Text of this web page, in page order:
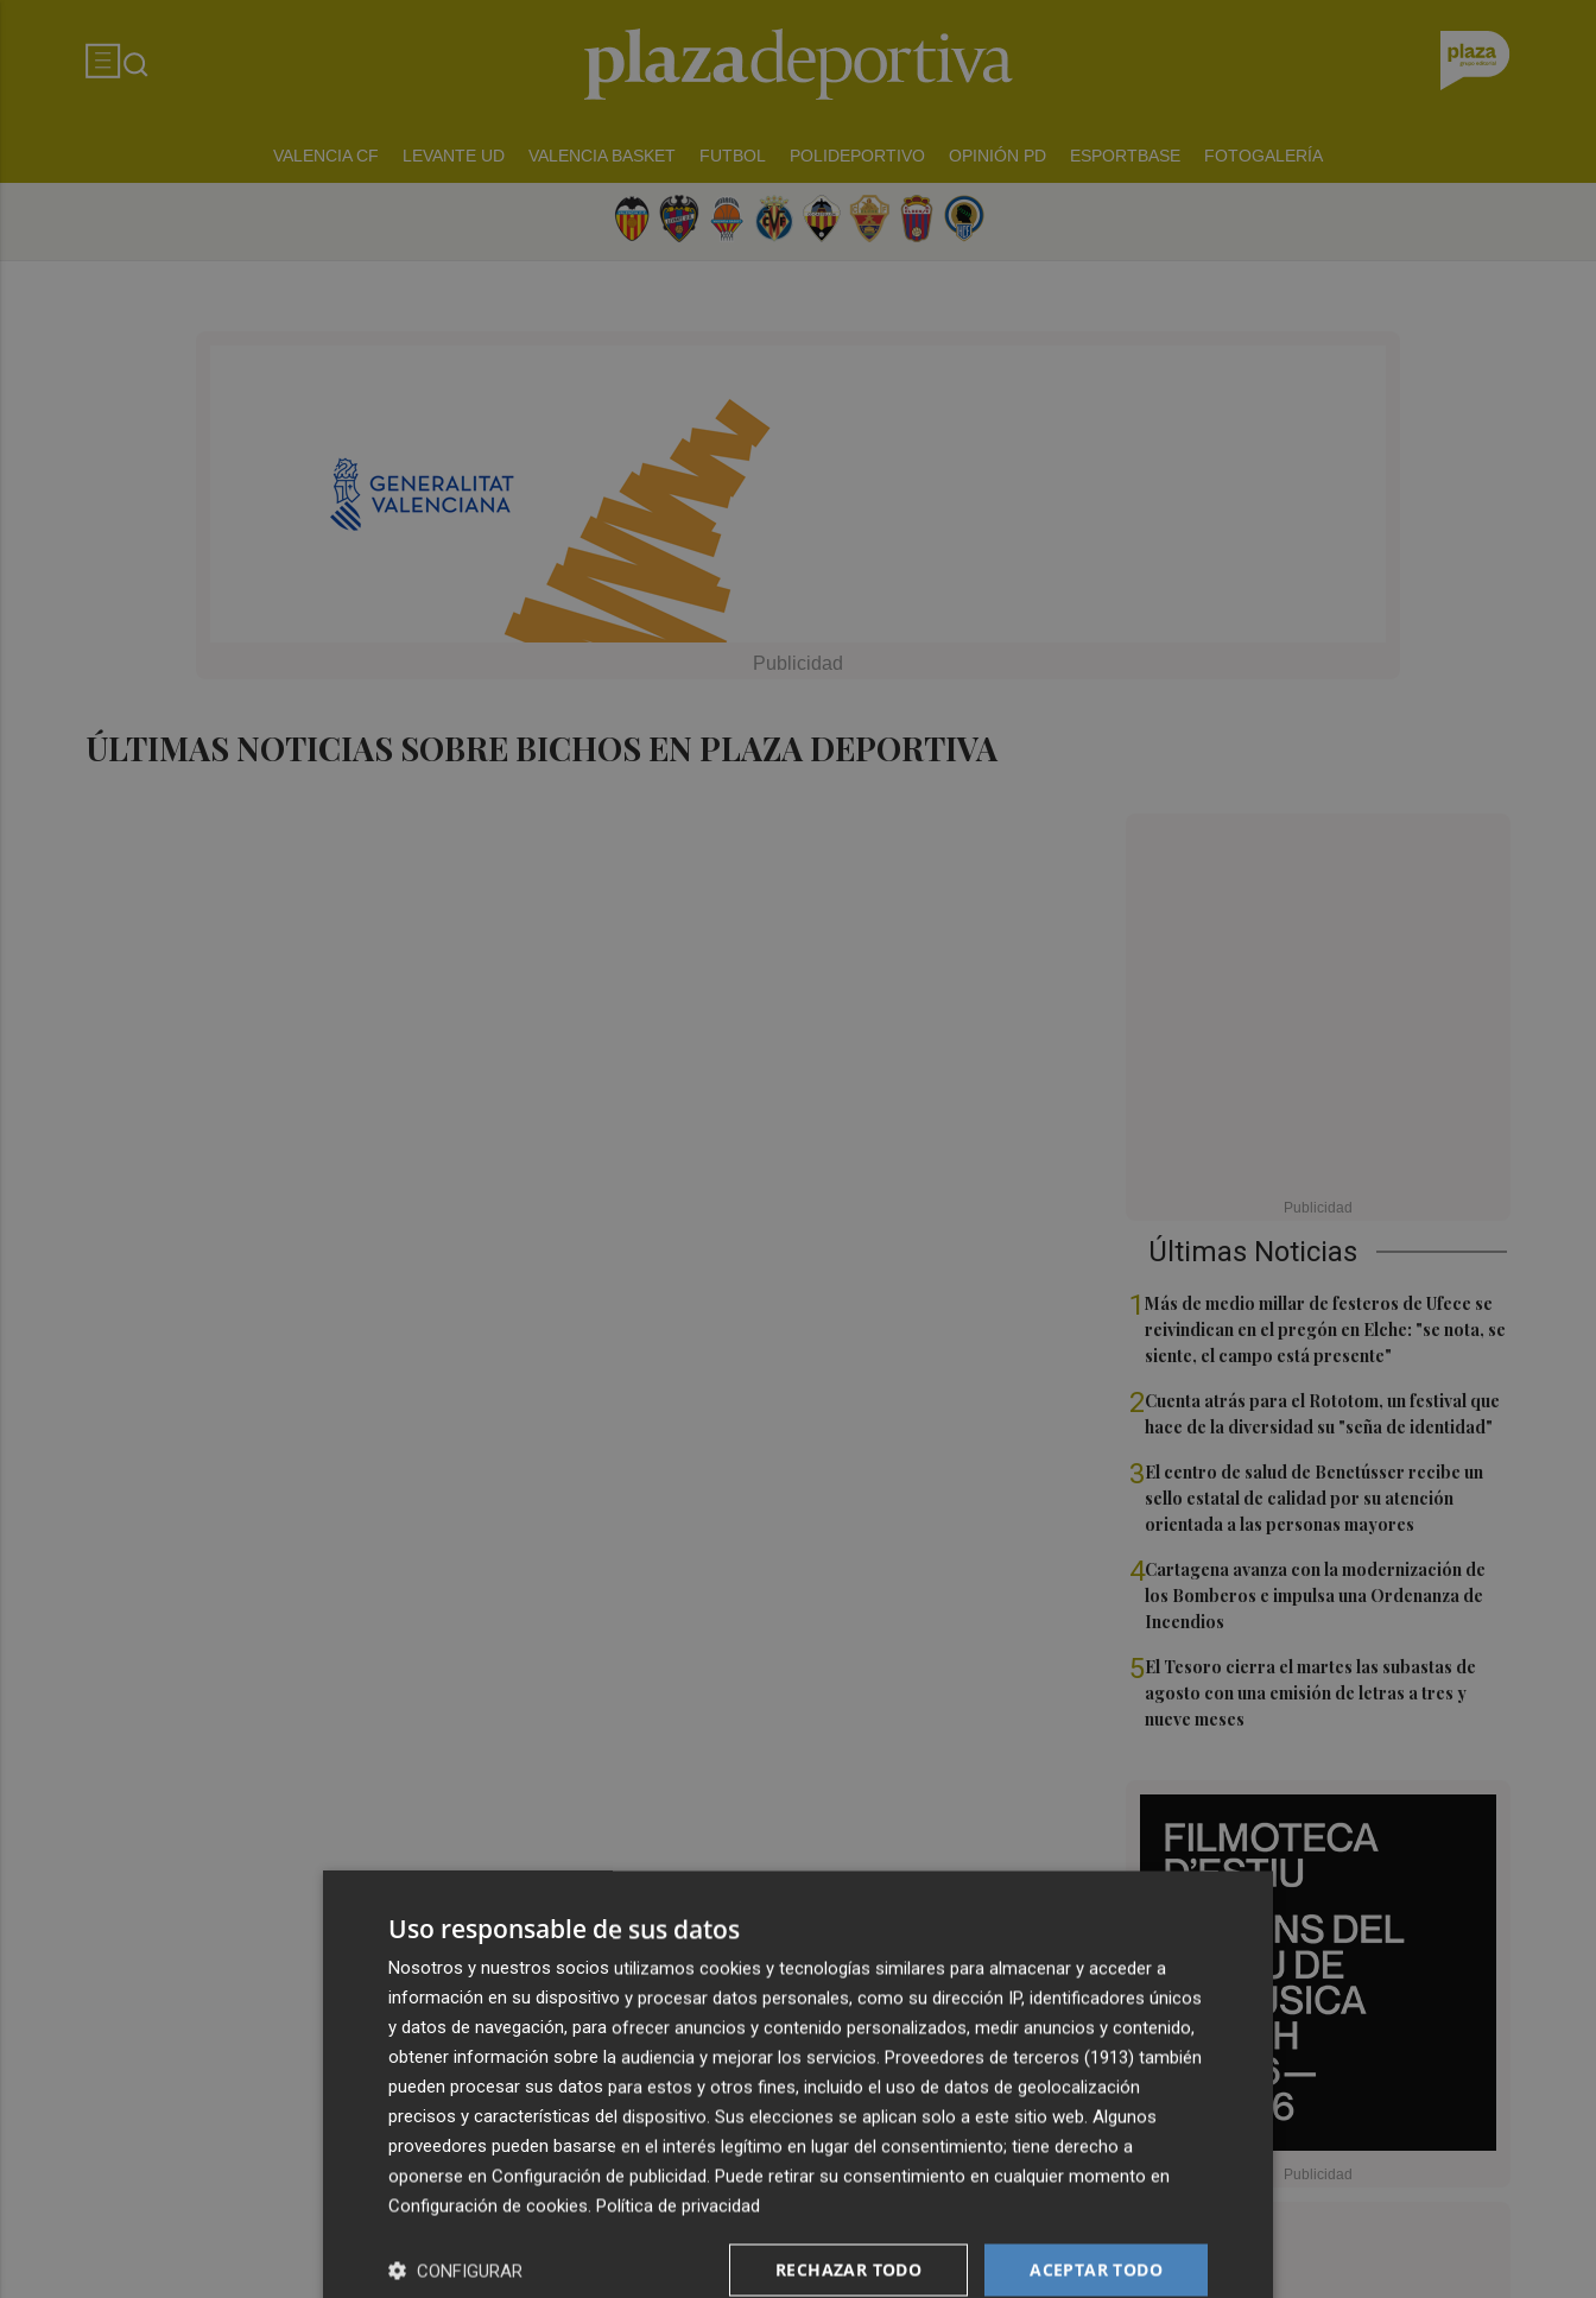
VALENCIA CF LEVANTE UD VALENCIA BASKET FUTBOL POLIDEPORTIVO OPINIÓN PD ESPORTBASE FOTOGALERÍA
ÚLTIMAS NOTICIAS SOBRE BICHOS EN PLAZA DEPORTIVA
Últimas Noticias
1Más de medio millar de festeros de Ufece se
reivindican en el pregón en Elche: "se nota, se
siente, el campo está presente"
2Cuenta atrás para el Rototom, un festival que
hace de la diversidad su "seña de identidad"
3El centro de salud de Benetússer recibe un
sello estatal de calidad por su atención
orientada a las personas mayores
4Cartagena avanza con la modernización de
los Bomberos e impulsa una Ordenanza de
Incendios
5El Tesoro cierra el martes las subastas de
agosto con una emisión de letras a tres y
nueve meses
Uso responsable de sus datos
Nosotros y nuestros socios utilizamos cookies y tecnologías similares para almacenar y acceder a
información en su dispositivo y procesar datos personales, como su dirección IP, identificadores únicos
y datos de navegación, para ofrecer anuncios y contenido personalizados, medir anuncios y contenido,
obtener información sobre la audiencia y mejorar los servicios. Proveedores de terceros (1913) también
pueden procesar sus datos para estos y otros fines, incluido el uso de datos de geolocalización
precisos y características del dispositivo. Sus elecciones se aplican solo a este sitio web. Algunos
proveedores pueden basarse en el interés legítimo en lugar del consentimiento; tiene derecho a
oponerse en Configuración de publicidad. Puede retirar su consentimiento en cualquier momento en
Configuración de cookies. Política de privacidad
ACEPTAR TODO
RECHAZAR TODO
CONFIGURAR